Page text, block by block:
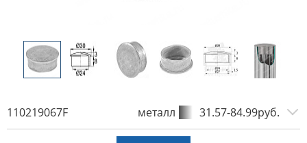
110219067F металл 31.57-84.99руб.